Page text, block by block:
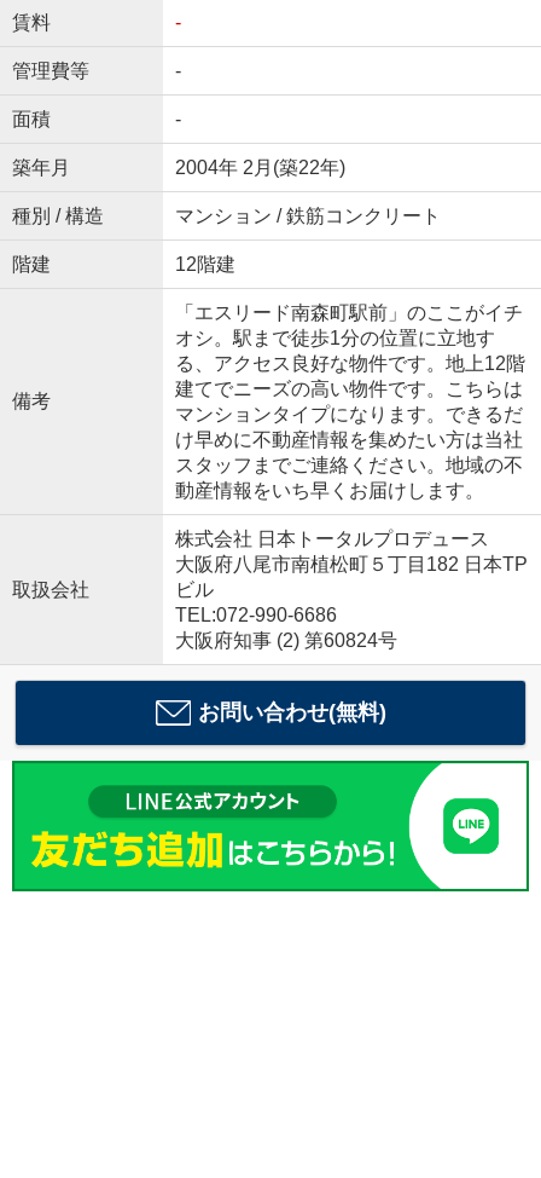
賃料 -
管理費等 -
面積 -
築年月 2004年 2月(築22年)
種別 / 構造 マンション / 鉄筋コンクリート
階建 12階建
備考
「エスリード南森町駅前」のここがイチ
オシ。駅まで徒歩1分の位置に立地す
る、アクセス良好な物件です。地上12階
建てでニーズの高い物件です。こちらは
マンションタイプになります。できるだ
け早めに不動産情報を集めたい方は当社
スタッフまでご連絡ください。地域の不
動産情報をいち早くお届けします。
取扱会社
株式会社 日本トータルプロデュース
大阪府八尾市南植松町５丁目182 日本TP
ビル
TEL:072-990-6686
大阪府知事 (2) 第60824号
お問い合わせ(無料)